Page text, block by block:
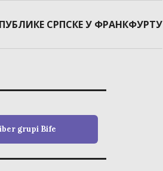
СРПСКЕ У ФРАНКФУРТУ
grupi Bife